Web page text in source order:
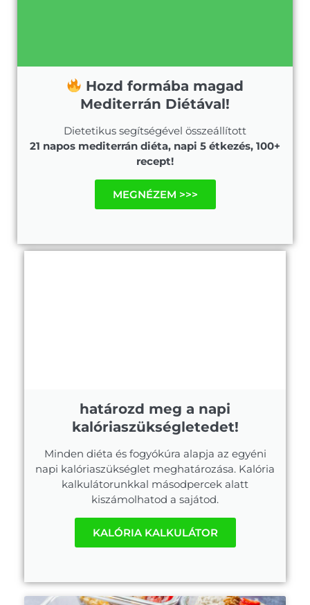
Hozd formába magad
Mediterrán Diétával!
Dietetikus segítségével összeállított
21 napos mediterrán diéta, napi 5 étkezés, 100+
recept!
MEGNÉZEM >>>
határozd meg a napi
kalóriaszükségletedet!
Minden diéta és fogyókúra alapja az egyéni
napi kalóriaszükséglet meghatározása. Kalória
kalkulátorunkkal másodpercek alatt
kiszámolhatod a sajátod.
KALÓRIA KALKULÁTOR